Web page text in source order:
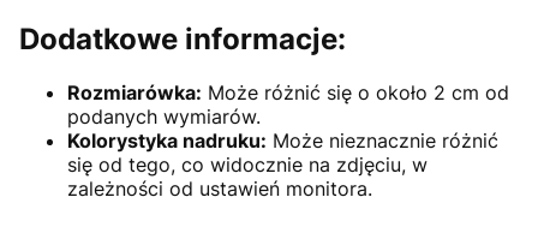
Dodatkowe informacje:
Rozmiarówka: Może różnić się o około 2 cm od
podanych wymiarów.
Kolorystyka nadruku: Może nieznacznie różnić
się od tego, co widocznie na zdjęciu, w
zależności od ustawień monitora.